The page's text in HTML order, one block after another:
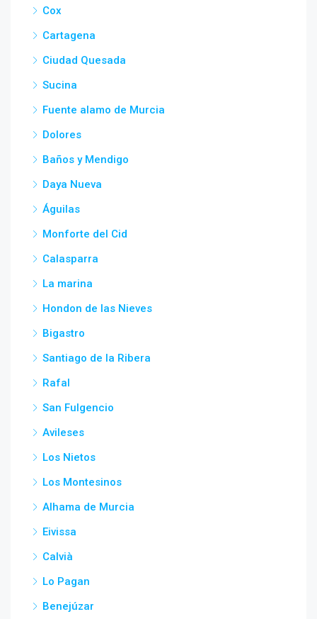
Cox
Cartagena
Ciudad Quesada
Sucina
Fuente alamo de Murcia
Dolores
Baños y Mendigo
Daya Nueva
Águilas
Monforte del Cid
Calasparra
La marina
Hondon de las Nieves
Bigastro
Santiago de la Ribera
Rafal
San Fulgencio
Avileses
Los Nietos
Los Montesinos
Alhama de Murcia
Eivissa
Calvià
Lo Pagan
Benejúzar